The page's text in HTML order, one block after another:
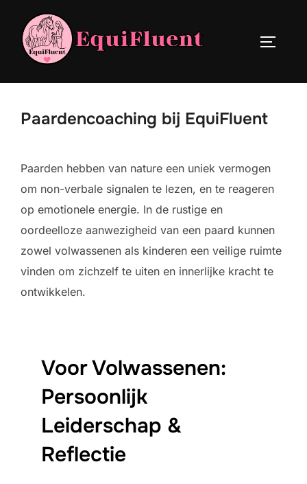
Paardencoaching bij EquiFluent
Paarden hebben van nature een uniek vermogen
om non-verbale signalen te lezen, en te reageren
op emotionele energie. In de rustige en
oordeelloze aanwezigheid van een paard kunnen
zowel volwassenen als kinderen een veilige ruimte
vinden om zichzelf te uiten en innerlijke kracht te
ontwikkelen.
Voor Volwassenen:
Persoonlijk
Leiderschap &
Reflectie